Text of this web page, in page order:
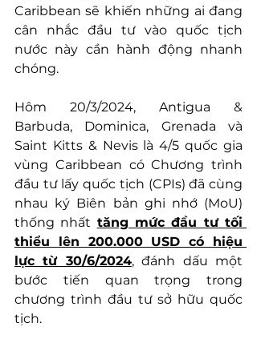
Caribbean sẽ khiến những ai đang
cân nhắc đầu tư vào quốc tịch
nước này cần hành động nhanh
chóng.
Hôm 20/3/2024, Antigua &
Barbuda, Dominica, Grenada và
Saint Kitts & Nevis là 4/5 quốc gia
vùng Caribbean có Chương trình
đầu tư lấy quốc tịch (CPIs) đã cùng
nhau ký Biên bản ghi nhớ (MoU)
thống nhất tăng mức đầu tư tối
thiểu lên 200.000 USD có hiệu
lực từ 30/6/2024, đánh dấu một
bước tiến quan trọng trong
chương trình đầu tư sở hữu quốc
tịch.